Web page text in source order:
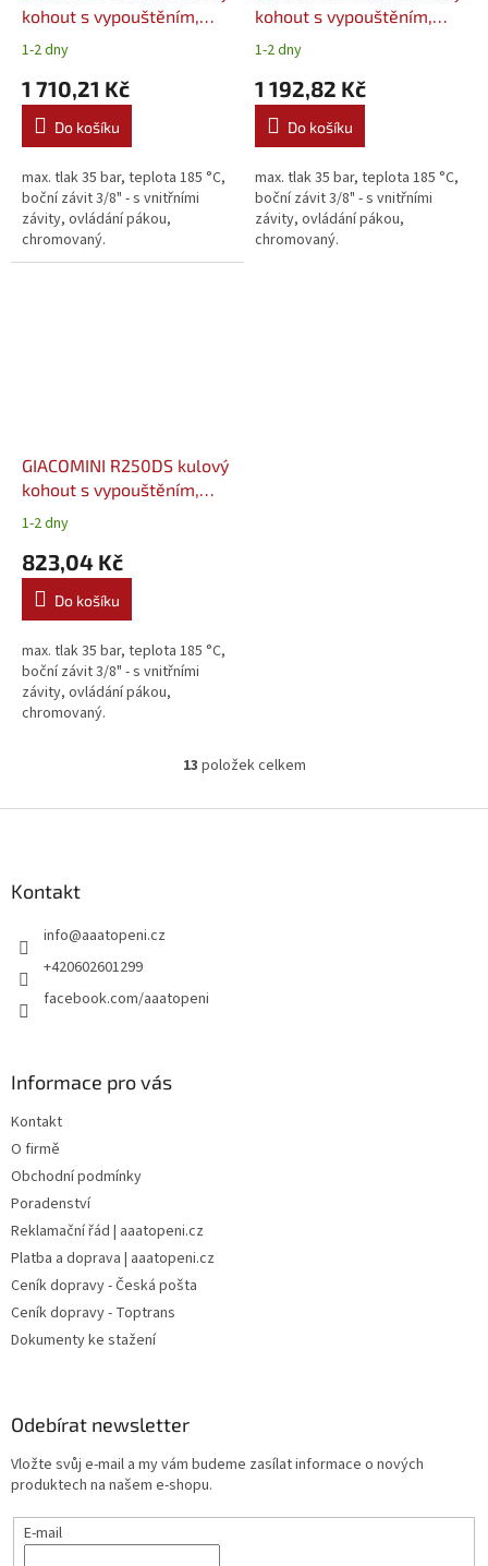
kohout s vypouštěním,
páka 2" - voda
1-2 dny
1 710,21 Kč
Do košíku
max. tlak 35 bar, teplota 185 °C,
boční závit 3/8" - s vnitřními
závity, ovládání pákou,
chromovaný.
kohout s vypouštěním,
páka 6/4" - voda
1-2 dny
1 192,82 Kč
Do košíku
max. tlak 35 bar, teplota 185 °C,
boční závit 3/8" - s vnitřními
závity, ovládání pákou,
chromovaný.
GIACOMINI R250DS kulový
kohout s vypouštěním,
páka 5/4" - voda
1-2 dny
823,04 Kč
Do košíku
max. tlak 35 bar, teplota 185 °C,
boční závit 3/8" - s vnitřními
závity, ovládání pákou,
chromovaný.
O
l
13 položek celkem
Kontakt
info@aaatopeni.cz
+420602601299
facebook.com/aaatopeni
Informace pro vás
Kontakt
O firmě
Obchodní podmínky
Poradenství
Reklamační řád | aaatopeni.cz
Platba a doprava | aaatopeni.cz
Ceník dopravy - Česká pošta
Ceník dopravy - Toptrans
Dokumenty ke stažení
Odebírat newsletter
Vložte svůj e-mail a my vám budeme zasílat informace o nových
produktech na našem e-shopu.
E-mail